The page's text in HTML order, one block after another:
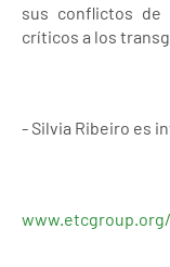
sus conflictos de
críticos a los
- Silvia Ribeiro es